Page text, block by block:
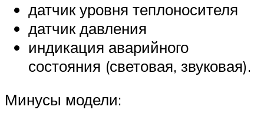
датчик уровня теплоносителя
датчик давления
индикация аварийного
состояния (световая, звуковая).
Минусы модели: